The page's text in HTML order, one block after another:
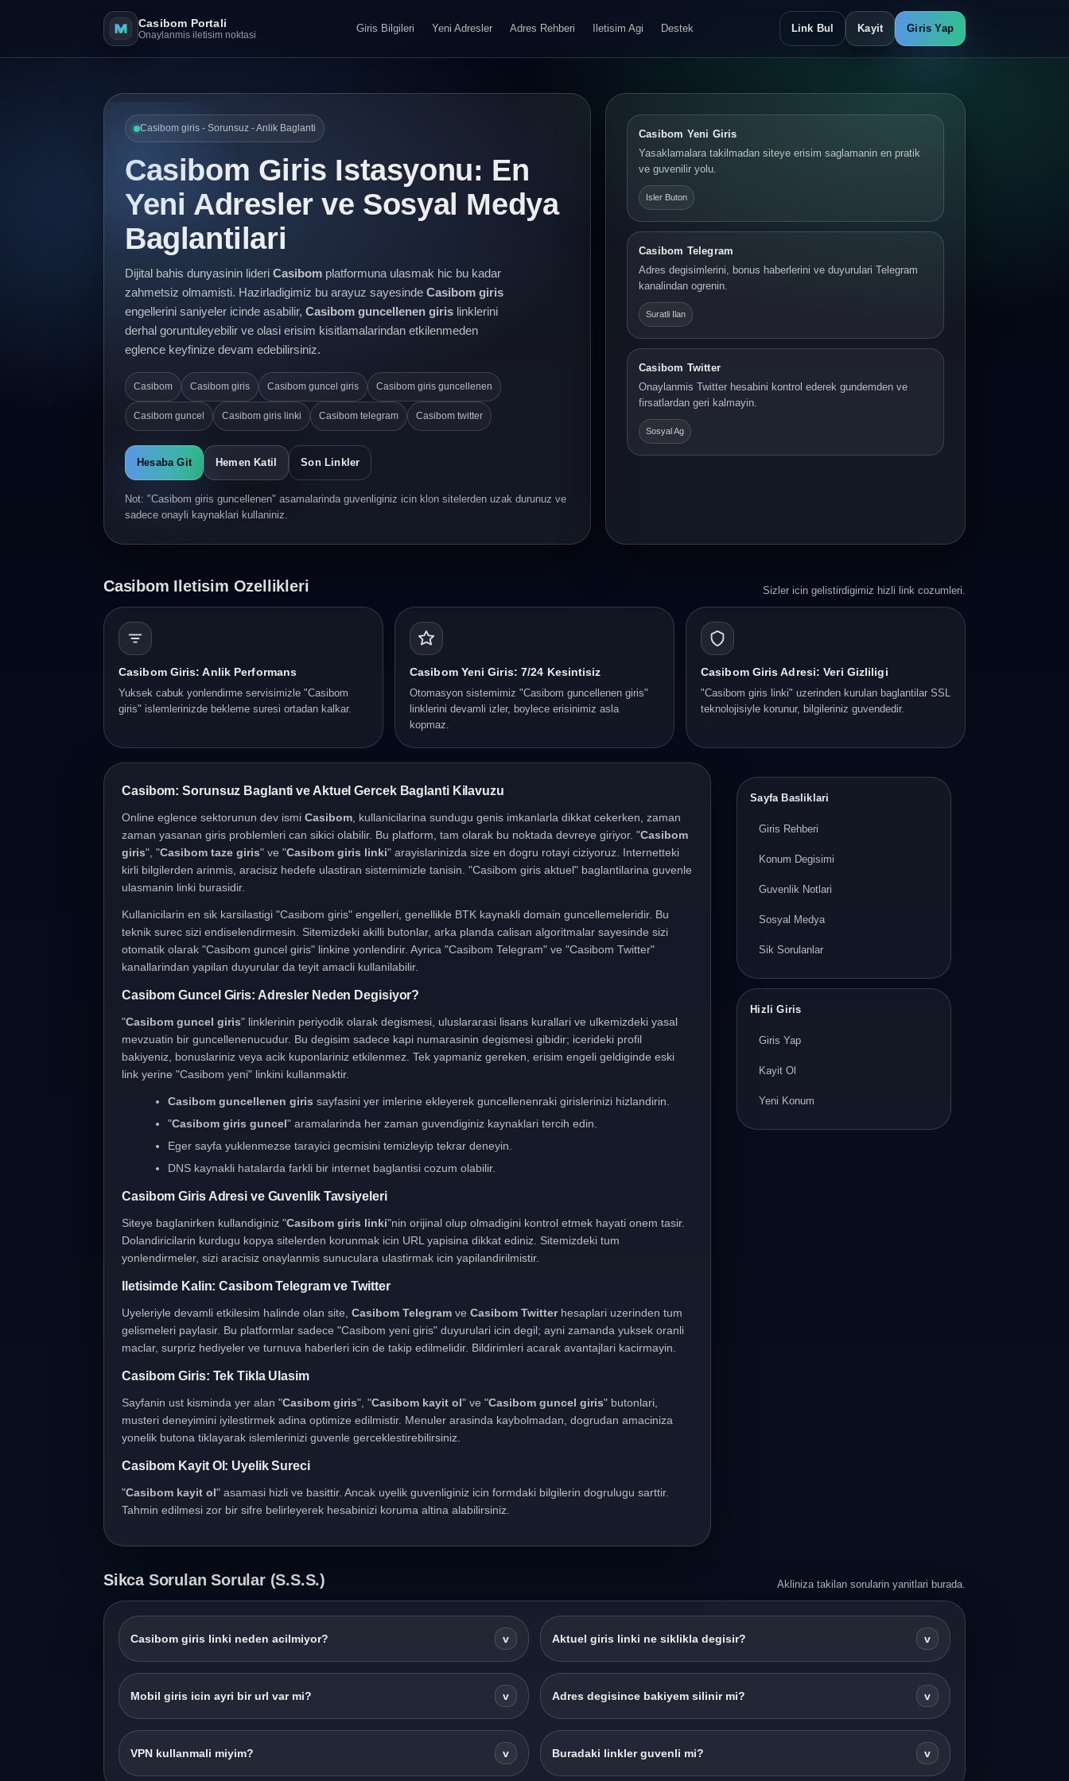
Casibom Portali
Onaylanmis iletisim noktasi
Giris Bilgileri Yeni Adresler Adres Rehberi Iletisim Agi Destek Link Bul Kayit Giris Yap
Casibom giris - Sorunsuz - Anlik Baglanti
Casibom Giris Istasyonu: En
Yeni Adresler ve Sosyal Medya
Baglantilari
Dijital bahis dunyasinin lideri Casibom platformuna ulasmak hic bu kadar
zahmetsiz olmamisti. Hazirladigimiz bu arayuz sayesinde Casibom giris
engellerini saniyeler icinde asabilir, Casibom guncellenen giris linklerini
derhal goruntuleyebilir ve olasi erisim kisitlamalarindan etkilenmeden
eglence keyfinize devam edebilirsiniz.
Casibom Casibom giris Casibom guncel giris Casibom giris guncellenen
Casibom guncel Casibom giris linki Casibom telegram Casibom twitter
Hesaba Git Hemen Katil Son Linkler
Not: "Casibom giris guncellenen" asamalarinda guvenliginiz icin klon sitelerden uzak durunuz ve
sadece onayli kaynaklari kullaniniz.
Casibom Yeni Giris
Yasaklamalara takilmadan siteye erisim saglamanin en pratik
ve guvenilir yolu.
Isler Buton
Casibom Telegram
Adres degisimlerini, bonus haberlerini ve duyurulari Telegram
kanalindan ogrenin.
Suratli Ilan
Casibom Twitter
Onaylanmis Twitter hesabini kontrol ederek gundemden ve
firsatlardan geri kalmayin.
Sosyal Ag
Casibom Iletisim Ozellikleri Sizler icin gelistirdigimiz hizli link cozumleri.
Casibom Giris: Anlik Performans
Yuksek cabuk yonlendirme servisimizle "Casibom
giris" islemlerinizde bekleme suresi ortadan kalkar.
Casibom Yeni Giris: 7/24 Kesintisiz
Otomasyon sistemimiz "Casibom guncellenen giris"
linklerini devamli izler, boylece erisinimiz asla
kopmaz.
Casibom Giris Adresi: Veri Gizliligi
"Casibom giris linki" uzerinden kurulan baglantilar SSL
teknolojisiyle korunur, bilgileriniz guvendedir.
Casibom Giris Islemleri
Casibom: Sorunsuz Baglanti ve Aktuel Gercek Baglanti Kilavuzu
Online eglence sektorunun dev ismi Casibom , kullanicilarina sundugu genis imkanlarla dikkat cekerken, zaman
zaman yasanan giris problemleri can sikici olabilir. Bu platform, tam olarak bu noktada devreye giriyor. "Casibom
giris", "Casibom taze giris" ve "Casibom giris linki" arayislarinizda size en dogru rotayi ciziyoruz. Internetteki
kirli bilgilerden arinmis, aracisiz hedefe ulastiran sistemimizle tanisin. "Casibom giris aktuel" baglantilarina guvenle
ulasmanin linki burasidir.
Kullanicilarin en sik karsilastigi "Casibom giris" engelleri, genellikle BTK kaynakli domain guncellemeleridir. Bu
teknik surec sizi endiselendirmesin. Sitemizdeki akilli butonlar, arka planda calisan algoritmalar sayesinde sizi
otomatik olarak "Casibom guncel giris" linkine yonlendirir. Ayrica "Casibom Telegram" ve "Casibom Twitter"
kanallarindan yapilan duyurular da teyit amacli kullanilabilir.
Casibom Guncel Giris: Adresler Neden Degisiyor?
"Casibom guncel giris" linklerinin periyodik olarak degismesi, uluslararasi lisans kurallari ve ulkemizdeki yasal
mevzuatin bir guncellenenucudur. Bu degisim sadece kapi numarasinin degismesi gibidir; icerideki profil
bakiyeniz, bonuslariniz veya acik kuponlariniz etkilenmez. Tek yapmaniz gereken, erisim engeli geldiginde eski
link yerine "Casibom yeni" linkini kullanmaktir.
Casibom guncellenen giris sayfasini yer imlerine ekleyerek guncellenenraki girislerinizi hizlandirin.
"Casibom giris guncel" aramalarinda her zaman guvendiginiz kaynaklari tercih edin.
Eger sayfa yuklenmezse tarayici gecmisini temizleyip tekrar deneyin.
DNS kaynakli hatalarda farkli bir internet baglantisi cozum olabilir.
Casibom Giris Adresi ve Guvenlik Tavsiyeleri
Siteye baglanirken kullandiginiz "Casibom giris linki"nin orijinal olup olmadigini kontrol etmek hayati onem tasir.
Dolandiricilarin kurdugu kopya sitelerden korunmak icin URL yapisina dikkat ediniz. Sitemizdeki tum
yonlendirmeler, sizi aracisiz onaylanmis sunuculara ulastirmak icin yapilandirilmistir.
Iletisimde Kalin: Casibom Telegram ve Twitter
Uyeleriyle devamli etkilesim halinde olan site, Casibom Telegram ve Casibom Twitterhesaplari uzerinden tum
gelismeleri paylasir. Bu platformlar sadece "Casibom yeni giris" duyurulari icin degil; ayni zamanda yuksek oranli
maclar, surpriz hediyeler ve turnuva haberleri icin de takip edilmelidir. Bildirimleri acarak avantajlari kacirmayin.
Casibom Giris: Tek Tikla Ulasim
Sayfanin ust kisminda yer alan "Casibom giris", "Casibom kayit ol" ve "Casibom guncel giris" butonlari,
musteri deneyimini iyilestirmek adina optimize edilmistir. Menuler arasinda kaybolmadan, dogrudan amaciniza
yonelik butona tiklayarak islemlerinizi guvenle gerceklestirebilirsiniz.
Casibom Kayit Ol: Uyelik Sureci
"Casibom kayit ol" asamasi hizli ve basittir. Ancak uyelik guvenliginiz icin formdaki bilgilerin dogrulugu sarttir.
Tahmin edilmesi zor bir sifre belirleyerek hesabinizi koruma altina alabilirsiniz.
Sayfa Basliklari
Giris Rehberi
Konum Degisimi
Guvenlik Notlari
Sosyal Medya
Sik Sorulanlar
Hizli Giris
Giris Yap
Kayit Ol
Yeni Konum
Sikca Sorulan Sorular (S.S.S.) Akliniza takilan sorularin yanitlari burada.
Casibom giris linki neden acilmiyor? v Aktuel giris linki ne siklikla degisir? v
Mobil giris icin ayri bir url var mi? v Adres degisince bakiyem silinir mi? v
VPN kullanmali miyim? v Buradaki linkler guvenli mi? v